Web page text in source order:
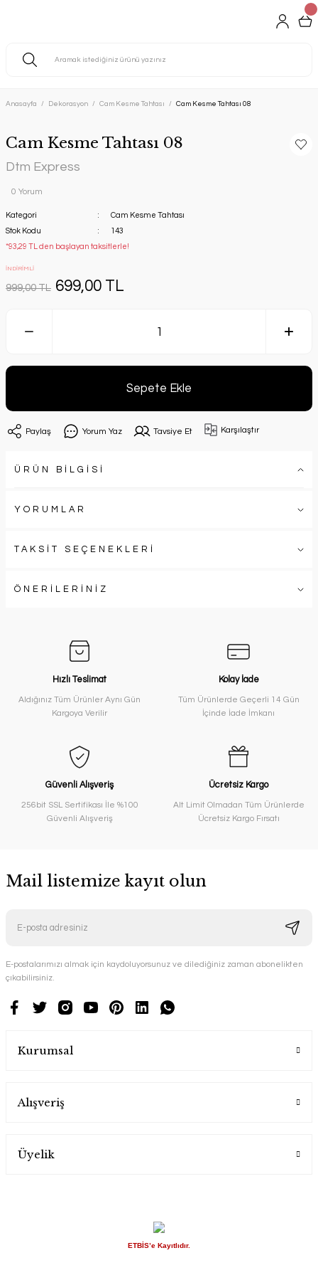
Anasayfa Dekorasyon Cam Kesme Tahtası Cam Kesme Tahtası 08
Cam Kesme Tahtası 08
Dtm Express
0 Yorum
Kategori
Cam Kesme Tahtası
Stok Kodu
143
*93,29 TL den başlayan taksitlerle!
İNDİRİMLİ
999,00 TL 699,00 TL
Sepete Ekle
Paylaş Yorum Yaz Tavsiye Et Karşılaştır
ÜRÜN BİLGİSİ
YORUMLAR
TAKSİT SEÇENEKLERİ
ÖNERİLERİNİZ
Hızlı Teslimat
Aldığınız Tüm Ürünler Aynı Gün
Kargoya Verilir
Kolay İade
Tüm Ürünlerde Geçerli 14 Gün
İçinde İade İmkanı
Güvenli Alışveriş
256bit SSL Sertifikası İle %100
Güvenli Alışveriş
Ücretsiz Kargo
Alt Limit Olmadan Tüm Ürünlerde
Ücretsiz Kargo Fırsatı
Mail listemize kayıt olun
E-postalarımızı almak için kaydoluyorsunuz ve dilediğiniz zaman abonelikten
çıkabilirsiniz.
Kurumsal
Alışveriş
Üyelik
ETBİS’e Kayıtlıdır.